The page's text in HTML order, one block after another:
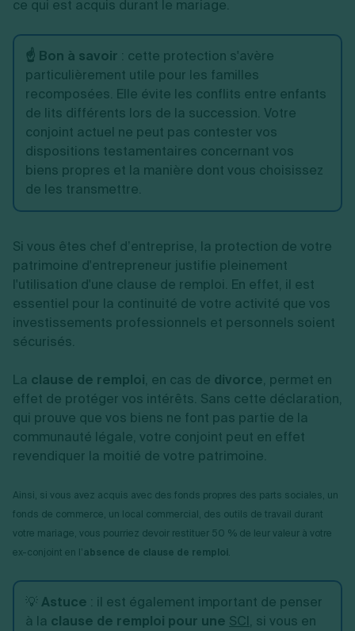
ce qui est acquis durant le mariage.
☝️ Bon à savoir : cette protection s'avère
particulièrement utile pour les familles
recomposées. Elle évite les conflits entre enfants
de lits différents lors de la succession. Votre
conjoint actuel ne peut pas contester vos
dispositions testamentaires concernant vos
biens propres et la manière dont vous choisissez
de les transmettre.
Si vous êtes chef d’entreprise, la protection de votre
patrimoine d'entrepreneur justifie pleinement
l'utilisation d'une clause de remploi. En effet, il est
essentiel pour la continuité de votre activité que vos
investissements professionnels et personnels soient
sécurisés.
La clause de remploi, en cas de divorce, permet en
effet de protéger vos intérêts. Sans cette déclaration,
qui prouve que vos biens ne font pas partie de la
communauté légale, votre conjoint peut en effet
revendiquer la moitié de votre patrimoine.
Ainsi, si vous avez acquis avec des fonds propres des parts sociales, un
fonds de commerce, un local commercial, des outils de travail durant
votre mariage, vous pourriez devoir restituer 50 % de leur valeur à votre
ex-conjoint en l’absence de clause de remploi.
💡Astuce : il est également important de penser
à la clause de remploi pour une SCI, si vous en